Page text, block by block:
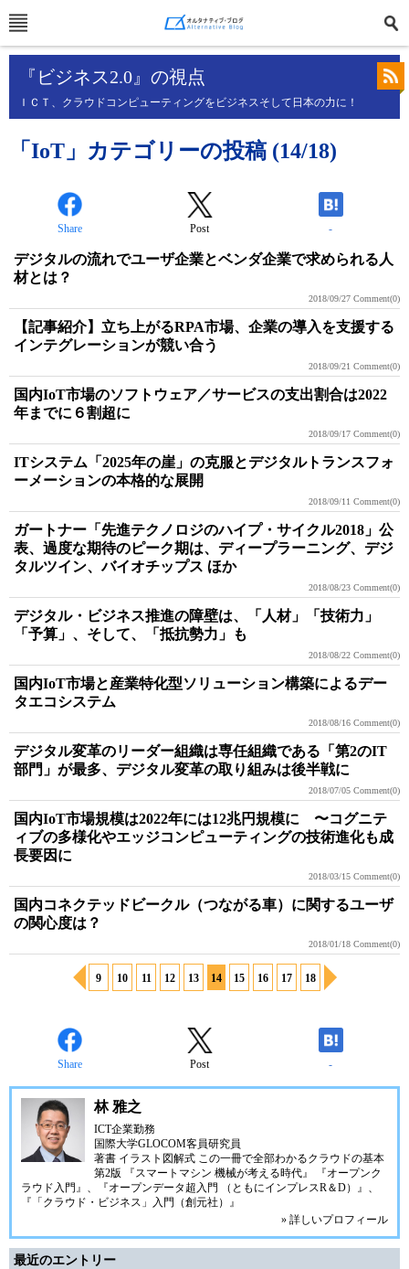
『ビジネス2.0』の視点
ＩＣＴ、クラウドコンピューティングをビジネスそして日本の力に！
「IoT」カテゴリーの投稿 (14/18)
Share Post -
デジタルの流れでユーザ企業とベンダ企業で求められる人
材とは？
2018/09/27 Comment(0)
【記事紹介】立ち上がるRPA市場、企業の導入を支援する
インテグレーションが競い合う
2018/09/21 Comment(0)
国内IoT市場のソフトウェア／サービスの支出割合は2022
年までに６割超に
2018/09/17 Comment(0)
ITシステム「2025年の崖」の克服とデジタルトランスフォ
ーメーションの本格的な展開
2018/09/11 Comment(0)
ガートナー「先進テクノロジのハイプ・サイクル2018」公
表、過度な期待のピーク期は、ディープラーニング、デジ
タルツイン、バイオチップス ほか
2018/08/23 Comment(0)
デジタル・ビジネス推進の障壁は、「人材」「技術力」
「予算」、そして、「抵抗勢力」も
2018/08/22 Comment(0)
国内IoT市場と産業特化型ソリューション構築によるデー
タエコシステム
2018/08/16 Comment(0)
デジタル変革のリーダー組織は専任組織である「第2のIT
部門」が最多、デジタル変革の取り組みは後半戦に
2018/07/05 Comment(0)
国内IoT市場規模は2022年には12兆円規模に 〜コグニテ
ィブの多様化やエッジコンピューティングの技術進化も成
長要因に
2018/03/15 Comment(0)
国内コネクテッドビークル（つながる車）に関するユーザ
の関心度は？
2018/01/18 Comment(0)
9 10 11 12 13 14 15 16 17 18
Share Post -
林 雅之
ICT企業勤務
国際大学GLOCOM客員研究員
著書 イラスト図解式 この一冊で全部わかるクラウドの基本
第2版
『スマートマシン 機械が考える時代』
『オープンク
ラウド入門』 、 『オープンデータ超入門 （ともにインプレスR＆D）』 、
『「クラウド・ビジネス」入門（創元社）』
» 詳しいプロフィール
最近のエントリー